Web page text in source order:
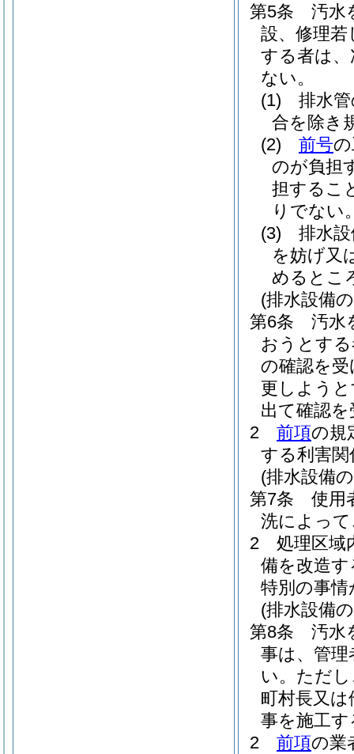
第5条
汚水
設、修理
する者は
ない。
(1)
排水
合を除き
(2)
前号
のが負担
担するこ
りでない
(3)
排水
を妨げ又
めるとこ
(排水設備
第6条
汚水
おうとす
の確認を
更しよう
出て確認
2
前項の規
する利害
(排水設備
第7条
使用
洗によっ
2
処理区域
備を改造
特別の事
(排水設備
第8条
汚水
事は、管
い。 ただ
町村長又
事を施工
2
前項の業